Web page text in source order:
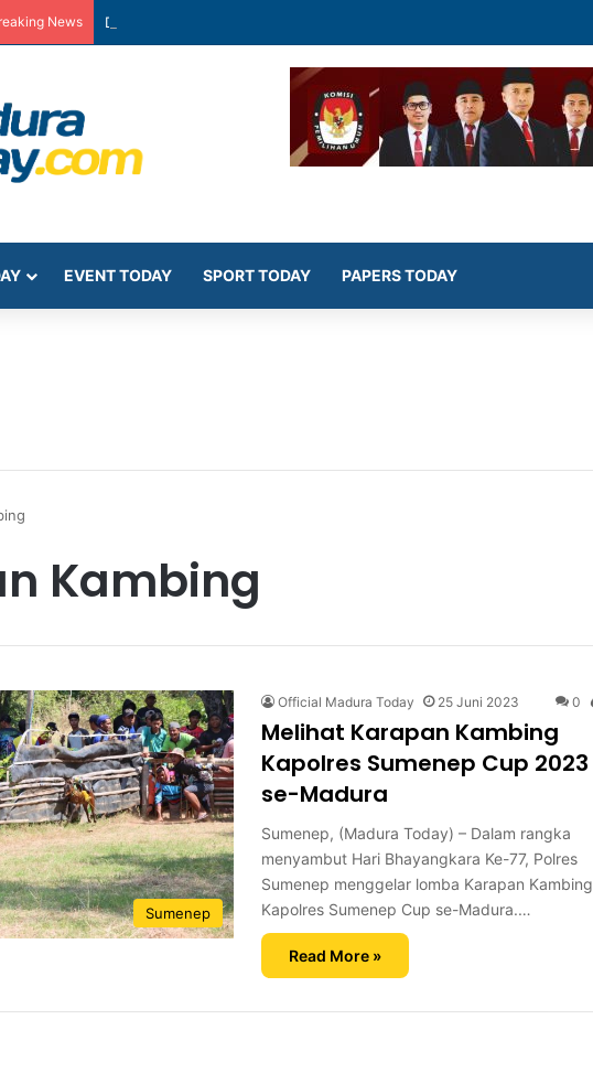
News Diskominfo Pamekasan Latih Siswa Public Speaking dan Konten Publik
EVENT TODAY SPORT TODAY PAPERS TODAY
Kambing
Sumenep
Official Madura Today 25 Juni 2023 0
Melihat Karapan Kambing
Kapolres Sumenep Cup 2023
se-Madura
Sumenep, (Madura Today) – Dalam rangka
menyambut Hari Bhayangkara Ke-77, Polres
Sumenep menggelar lomba Karapan Kambing
Kapolres Sumenep Cup se-Madura.…
Read More »